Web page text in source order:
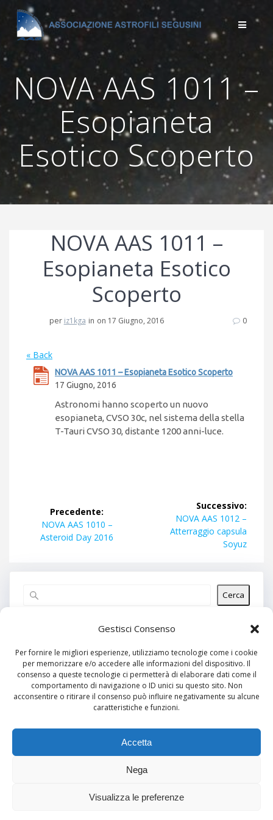
Gestisci Consenso
Per fornire le migliori esperienze, utilizziamo tecnologie come i cookie
per memorizzare e/o accedere alle informazioni del dispositivo. Il
consenso a queste tecnologie ci permetterà di elaborare dati come il
comportamento di navigazione o ID unici su questo sito. Non
acconsentire o ritirare il consenso può influire negativamente su alcune
caratteristiche e funzioni.
Accetta
Nega
Visualizza le preferenze
Salta
al
contenuto
NOVA AAS 1011 –
Esopianeta
Esotico Scoperto
NOVA AAS 1011 –
Esopianeta Esotico
Scoperto
per iz1kga in on 17 Giugno, 2016 0
« Back
NOVA AAS 1011 – Esopianeta Esotico Scoperto
17 Giugno, 2016
Astronomi hanno scoperto un nuovo
esopianeta, CVSO 30c, nel sistema della stella
T-Tauri CVSO 30, distante 1200 anni-luce.
articoliPrecedente:
Articolo
precedente:
NOVA AAS 1010 –
Asteroid Day 2016
Successivo:
Articolo
successivo:
NOVA AAS 1012 –
Atterraggio capsula
Soyuz
Cerca
Articoli recenti
Commenti recenti
Nessun commento da mostrare.
Nessun archivio da mostrare.
Categorie
Nessuna categoria